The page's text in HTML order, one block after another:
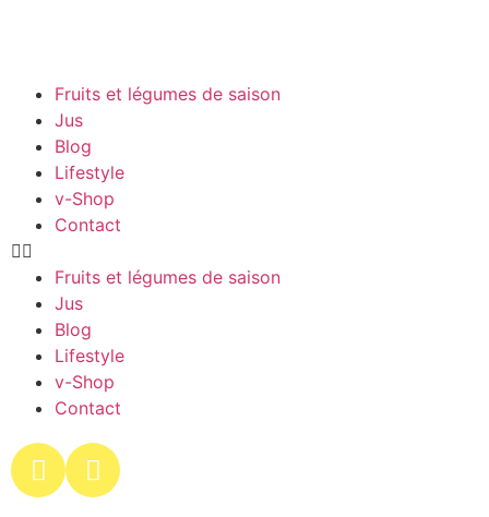
Fruits et légumes de saison
Jus
Blog
Lifestyle
v-Shop
Contact
Fruits et légumes de saison
Jus
Blog
Lifestyle
v-Shop
Contact